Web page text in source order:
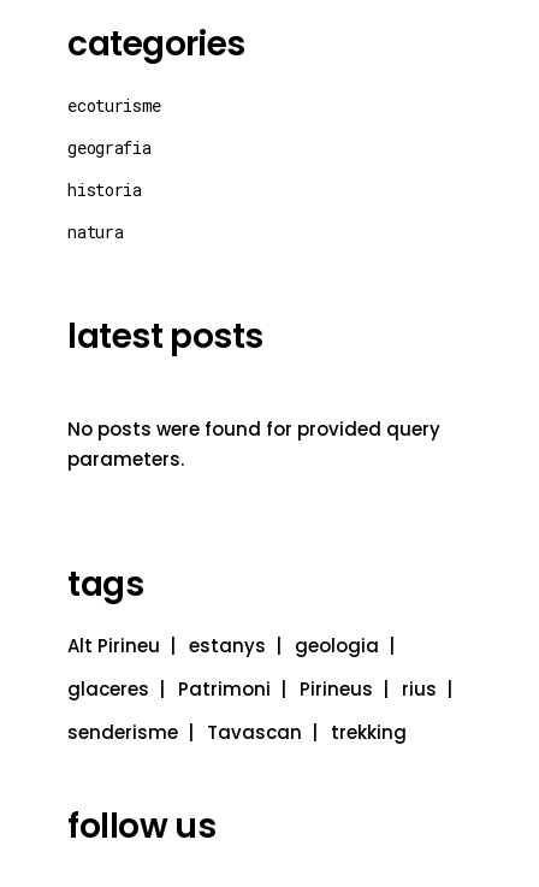
categories
ecoturisme
geografia
historia
natura
latest posts
No posts were found for provided query
parameters.
tags
Alt Pirineu estanys
geologia
glaceres
Patrimoni Pirineus
rius
senderisme
Tavascan trekking
follow us